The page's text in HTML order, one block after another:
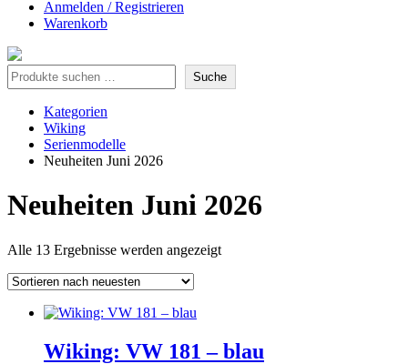
Anmelden / Registrieren
Warenkorb
Suche Suche
Kategorien
Wiking
Serienmodelle
Neuheiten Juni 2026
Neuheiten Juni 2026
Alle 13 Ergebnisse werden angezeigtNach
Wiking: VW 181 – blau